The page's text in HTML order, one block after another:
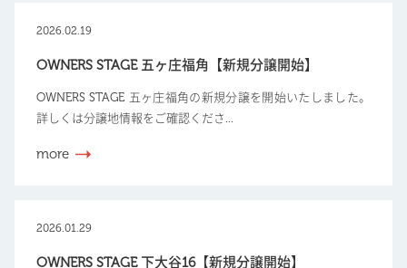
2026.02.19
OWNERS STAGE 五ヶ庄福角【新規分譲開始】
OWNERS STAGE 五ヶ庄福角の新規分譲を開始いたしました。
詳しくは分譲地情報をご確認くださ...
more
2026.01.29
OWNERS STAGE 下大谷16【新規分譲開始】